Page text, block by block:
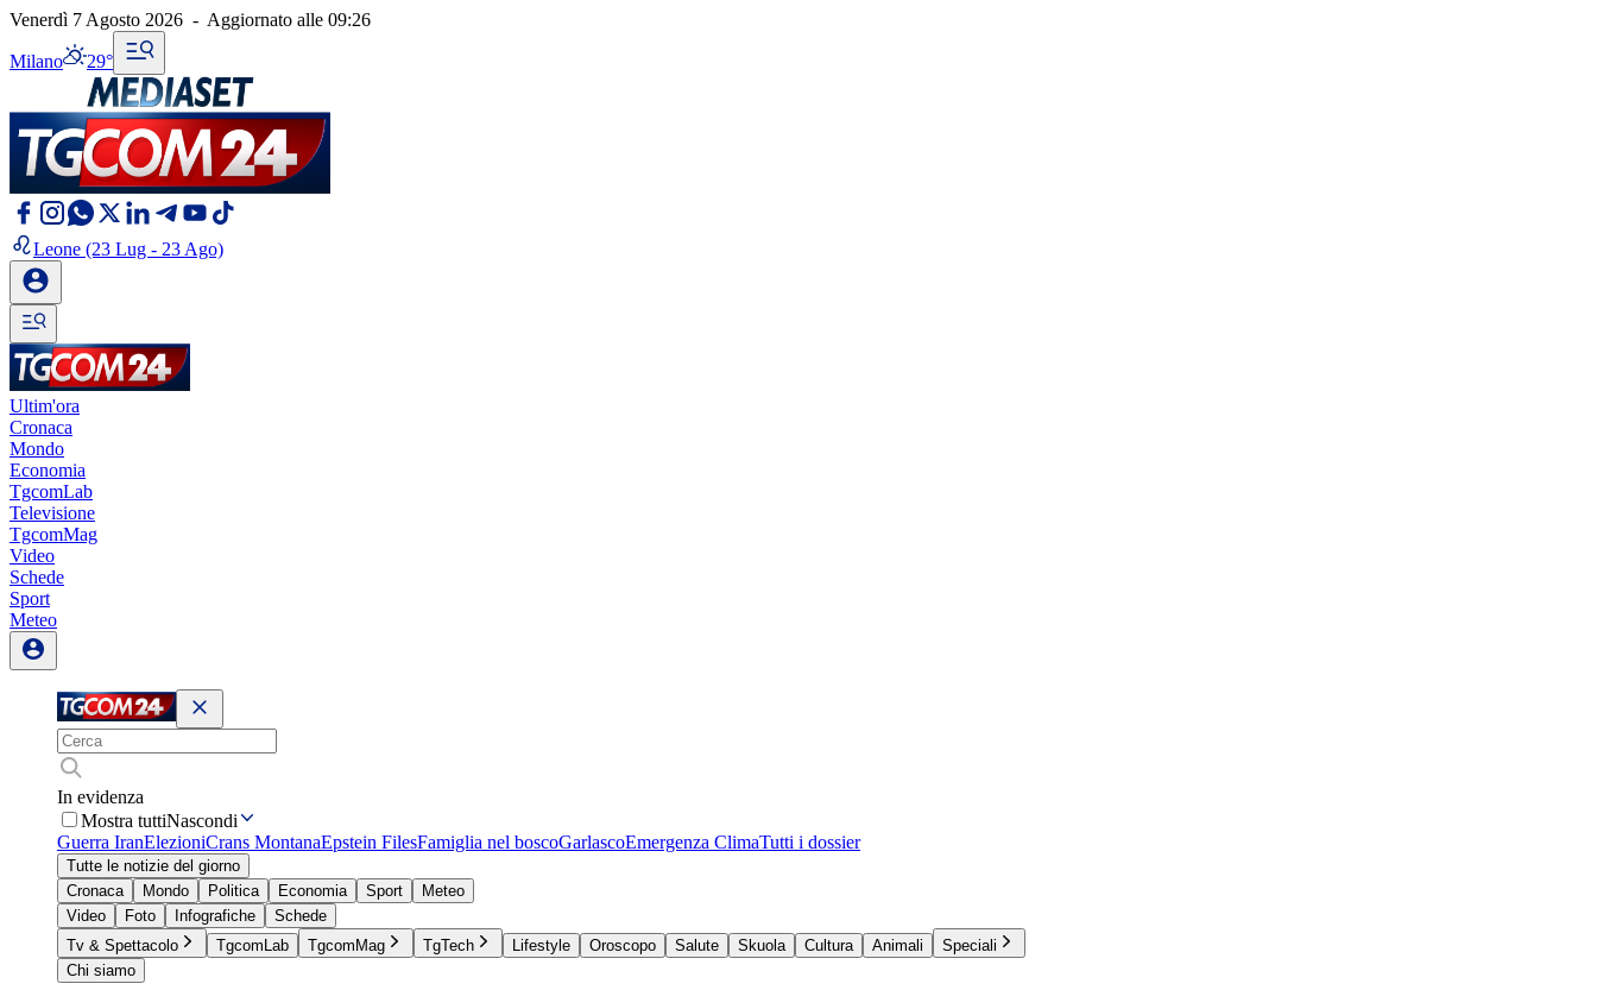
Venerdì 7 Agosto 2026 - Aggiornato alle 09:26
Milano 29°
Leone (23 Lug - 23 Ago)
Ultim'ora
Cronaca
Mondo
Economia
TgcomLab
Televisione
TgcomMag
Video
Schede
Sport
Meteo
In evidenza
Mostra tuttiNascondi
Guerra IranElezioniCrans MontanaEpstein FilesFamiglia nel boscoGarlascoEmergenza ClimaTutti i dossier
Tutte le notizie del giorno
Cronaca
Mondo Politica Economia Sport
Meteo
Video
Foto Infografiche
Schede
Tv & Spettacolo
TgcomLab TgcomMag TgTech Lifestyle Oroscopo Salute Skuola Cultura Animali
Speciali
Chi siamo